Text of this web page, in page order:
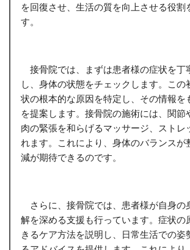
を回復させ、生活の質を向上させる役割
す。
接骨院では、まずは患者様の症状を丁
し、身体の状態をチェックします。この
状の根本的な原因を特定し、その情報を
を提案します。接骨院の施術には、関節
肉の緊張を和らげるマッサージ、ストレ
れます。これにより、身体のバランスが
減が期待できるのです。
さらに、接骨院では、患者様が自身の
解を深める支援も行っています。症状の
きるケア方法を説明し、日常生活での姿